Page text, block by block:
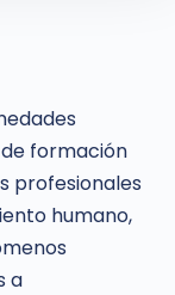
formación
profesionales
humano,
a